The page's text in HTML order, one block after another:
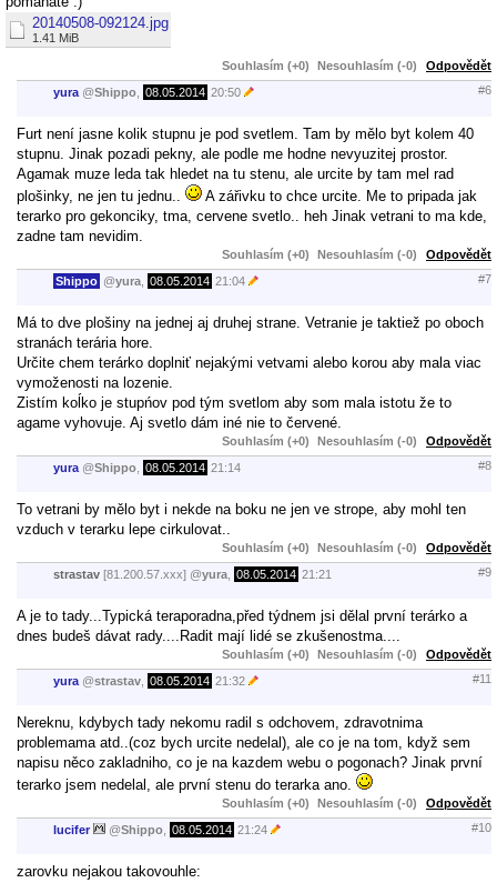
20140508-092124.jpg
1.41 MiB
Souhlasím (+0) Nesouhlasím (-0) Odpovědět
yura @Shippo 08.05.2014 20:50 #6
Furt není jasne kolik stupnu je pod svetlem. Tam by mělo byt kolem 40
stupnu. Jinak pozadi pekny, ale podle me hodne nevyuzitej prostor.
Agamak muze leda tak hledet na tu stenu, ale urcite by tam mel rad
plošinky, ne jen tu jednu..
A zářivku to chce urcite. Me to pripada jak
terarko pro gekonciky, tma, cervene svetlo.. heh Jinak vetrani to ma kde,
zadne tam nevidim.
Souhlasím (+0) Nesouhlasím (-0) Odpovědět
Shippo @yura 08.05.2014 21:04 #7
Má to dve plošiny na jednej aj druhej strane. Vetranie je taktiež po oboch
stranách terária hore.
Určite chem terárko doplniť nejakými vetvami alebo korou aby mala viac
vymoženosti na lozenie.
Zistím koĺko je stupńov pod tým svetlom aby som mala istotu že to
agame vyhovuje. Aj svetlo dám iné nie to červené.
Souhlasím (+0) Nesouhlasím (-0) Odpovědět
yura @Shippo 08.05.2014 21:14 #8
To vetrani by mělo byt i nekde na boku ne jen ve strope, aby mohl ten
vzduch v terarku lepe cirkulovat..
Souhlasím (+0) Nesouhlasím (-0) Odpovědět
strastav [81.200.57.xxx] @yura 08.05.2014 21:21 #9
A je to tady...Typická teraporadna,před týdnem jsi dělal první terárko a
dnes budeš dávat rady....Radit mají lidé se zkušenostma....
Souhlasím (+0) Nesouhlasím (-0) Odpovědět
yura @strastav 08.05.2014 21:32 #11
Nereknu, kdybych tady nekomu radil s odchovem, zdravotnima
problemama atd..(coz bych urcite nedelal), ale co je na tom, když sem
napisu něco zakladniho, co je na kazdem webu o pogonach? Jinak první
terarko jsem nedelal, ale první stenu do terarka ano.
Souhlasím (+0) Nesouhlasím (-0) Odpovědět
lucifer @Shippo 08.05.2014 21:24 #10
zarovku nejakou takovouhle: